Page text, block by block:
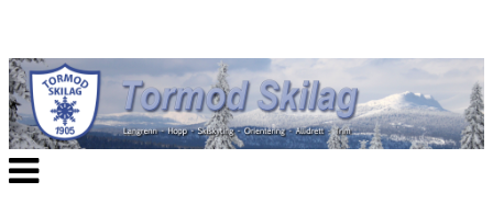
Veksle
navigasjon